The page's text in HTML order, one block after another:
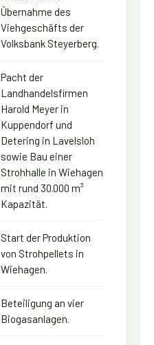
Übernahme des
Viehgeschäfts der
Volksbank Steyerberg.
Pacht der
Landhandelsfirmen
Harold Meyer in
Kuppendorf und
Detering in Lavelsloh
sowie Bau einer
Strohhalle in Wiehagen
mit rund 30.000 m³
Kapazität.
Start der Produktion
von Strohpellets in
Wiehagen.
Beteiligung an vier
Biogasanlagen.